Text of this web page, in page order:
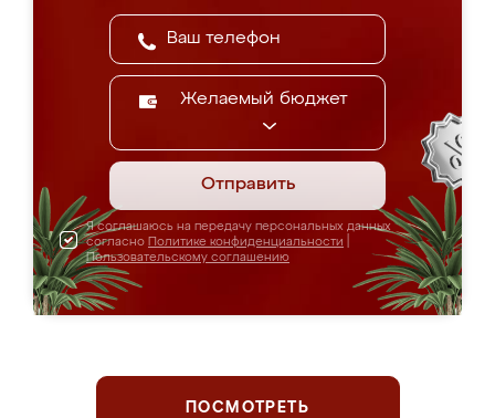
Желаемый бюджет
Отправить
Я соглашаюсь на передачу персональных данных
согласно Политике конфиденциальности
Пользовательскому соглашению
ПОСМОТРЕТЬ